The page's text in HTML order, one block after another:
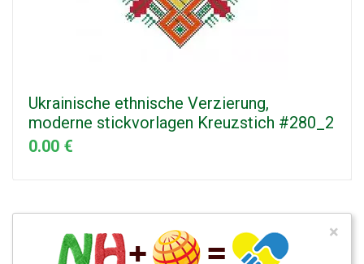
Ukrainische ethnische Verzierung,
moderne stickvorlagen Kreuzstich #280_2
0.00 €
×